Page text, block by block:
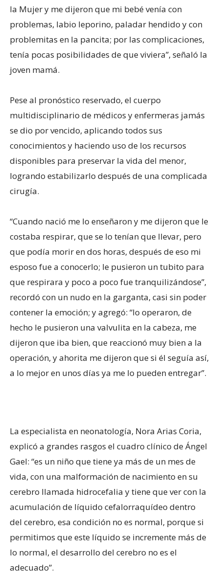
la Mujer y me dijeron que mi bebé venía con
problemas, labio leporino, paladar hendido y con
problemitas en la pancita; por las complicaciones,
tenía pocas posibilidades de que viviera”, señaló la
joven mamá.
Pese al pronóstico reservado, el cuerpo
multidisciplinario de médicos y enfermeras jamás
se dio por vencido, aplicando todos sus
conocimientos y haciendo uso de los recursos
disponibles para preservar la vida del menor,
logrando estabilizarlo después de una complicada
cirugía.
“Cuando nació me lo enseñaron y me dijeron que le
costaba respirar, que se lo tenían que llevar, pero
que podía morir en dos horas, después de eso mi
esposo fue a conocerlo; le pusieron un tubito para
que respirara y poco a poco fue tranquilizándose”,
recordó con un nudo en la garganta, casi sin poder
contener la emoción; y agregó: “lo operaron, de
hecho le pusieron una valvulita en la cabeza, me
dijeron que iba bien, que reaccionó muy bien a la
operación, y ahorita me dijeron que si él seguía así,
a lo mejor en unos días ya me lo pueden entregar”.
La especialista en neonatología, Nora Arias Coria,
explicó a grandes rasgos el cuadro clínico de Ángel
Gael: “es un niño que tiene ya más de un mes de
vida, con una malformación de nacimiento en su
cerebro llamada hidrocefalia y tiene que ver con la
acumulación de líquido cefalorraquídeo dentro
del cerebro, esa condición no es normal, porque si
permitimos que este líquido se incremente más de
lo normal, el desarrollo del cerebro no es el
adecuado”.